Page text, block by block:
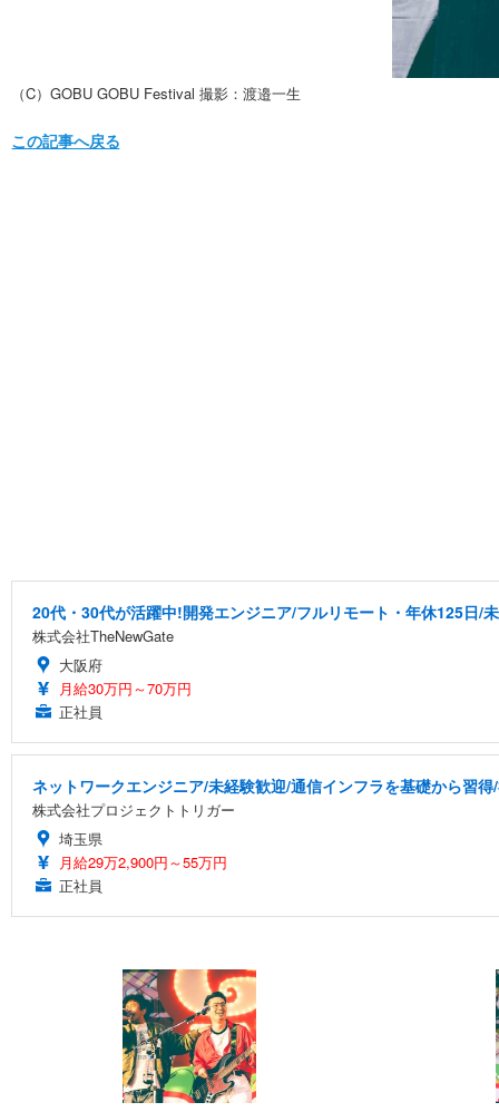
（C）GOBU GOBU Festival 撮影：渡邉一生
この記事へ戻る
20代・30代が活躍中!開発エンジニア/フルリモート・年休125日/
株式会社TheNewGate
大阪府
月給30万円～70万円
正社員
ネットワークエンジニア/未経験歓迎/通信インフラを基礎から習
株式会社プロジェクトトリガー
埼玉県
月給29万2,900円～55万円
正社員